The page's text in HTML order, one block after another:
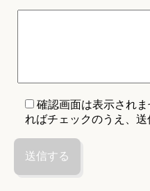
確認画面は表示され
ればチェックのうえ、送